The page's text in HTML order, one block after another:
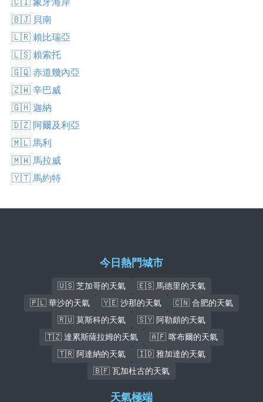
🇧🇯 貝南
🇱🇷 賴比瑞亞
🇱🇸 賴索托
🇬🇶 赤道幾內亞
🇿🇼 辛巴威
🇬🇭 迦納
🇩🇿 阿爾及利亞
🇲🇱 馬利
🇲🇼 馬拉威
🇾🇹 馬約特
今日熱門城市
🇺🇸 芝加哥的天氣
🇪🇸 馬德里的天氣
🇵🇱 華沙的天氣
🇾🇪 沙那的天氣
🇨🇳 合肥的天氣
🇷🇺 莫斯科的天氣
🇸🇾 阿勒頗的天氣
🇹🇿 達累斯薩拉姆的天氣
🇦🇫 喀布爾的天氣
🇹🇷 阿達納的天氣
🇮🇩 雅加達的天氣
🇧🇫 瓦加杜古的天氣
天氣極端